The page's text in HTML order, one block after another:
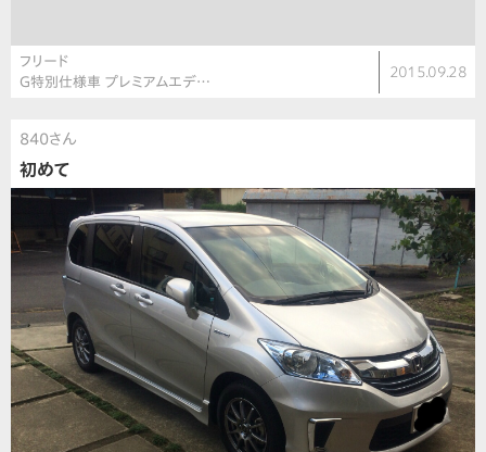
フリード
G特別仕様車 プレミアムエデ…
2015.09.28
840さん
初めて